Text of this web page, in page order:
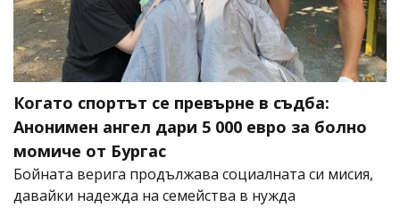
Когато спортът се превърне в съдба:
Анонимен ангел дари 5 000 евро за болно
момиче от Бургас
Бойната верига продължава социалната си мисия,
давайки надежда на семейства в нужда